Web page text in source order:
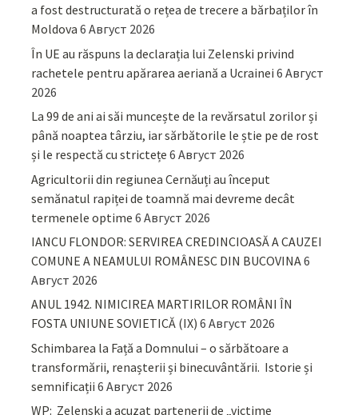
a fost destructurată o rețea de trecere a bărbaților în
Moldova 6 Август 2026
În UE au răspuns la declarația lui Zelenski privind
rachetele pentru apărarea aeriană a Ucrainei 6 Август
2026
La 99 de ani ai săi muncește de la revărsatul zorilor și
până noaptea târziu, iar sărbătorile le știe pe de rost
și le respectă cu strictețe 6 Август 2026
Agricultorii din regiunea Cernăuți au început
semănatul rapiței de toamnă mai devreme decât
termenele optime 6 Август 2026
IANCU FLONDOR: SERVIREA CREDINCIOASĂ A CAUZEI
COMUNE A NEAMULUI ROMÂNESC DIN BUCOVINA6
Август 2026
ANUL 1942. NIMICIREA MARTIRILOR ROMÂNI ÎN
FOSTA UNIUNE SOVIETICĂ (IX) 6 Август 2026
Schimbarea la Față a Domnului – o sărbătoare a
transformării, renașterii și binecuvântării. Istorie și
semnificații 6 Август 2026
WP: Zelenski a acuzat partenerii de „victime